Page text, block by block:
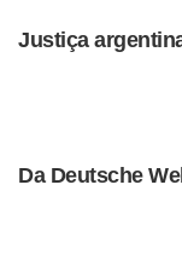
Justiça
Da Deutsche